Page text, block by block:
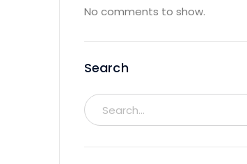
No comments to show.
Search